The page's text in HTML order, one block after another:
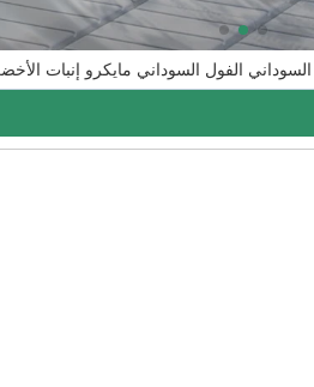
الفول السوداني مايكرو إنبات